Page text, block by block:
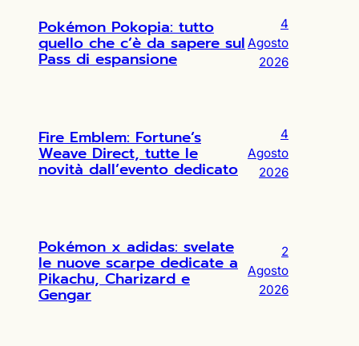
Pokémon Pokopia: tutto
quello che c’è da sapere sul
Pass di espansione
4
Agosto
2026
Fire Emblem: Fortune’s
Weave Direct, tutte le
novità dall’evento dedicato
4
Agosto
2026
Pokémon x adidas: svelate
le nuove scarpe dedicate a
Pikachu, Charizard e
Gengar
2
Agosto
2026